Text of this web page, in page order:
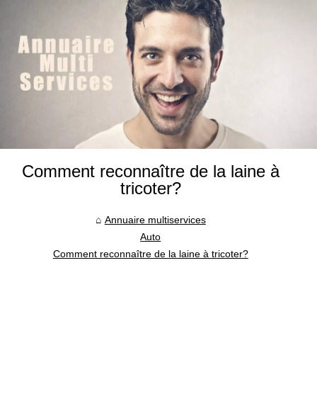
Comment reconnaître de la laine à
tricoter?
Annuaire multiservices
Auto
Comment reconnaître de la laine à tricoter?